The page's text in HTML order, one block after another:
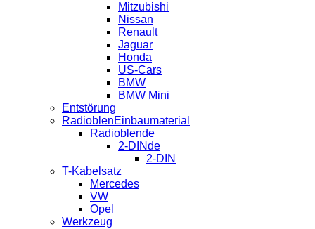
Mitzubishi
Nissan
Renault
Jaguar
Honda
US-Cars
BMW
BMW Mini
Entstörung
RadioblenEinbaumaterial
Radioblende
2-DINde
2-DIN
T-Kabelsatz
Mercedes
VW
Opel
Werkzeug